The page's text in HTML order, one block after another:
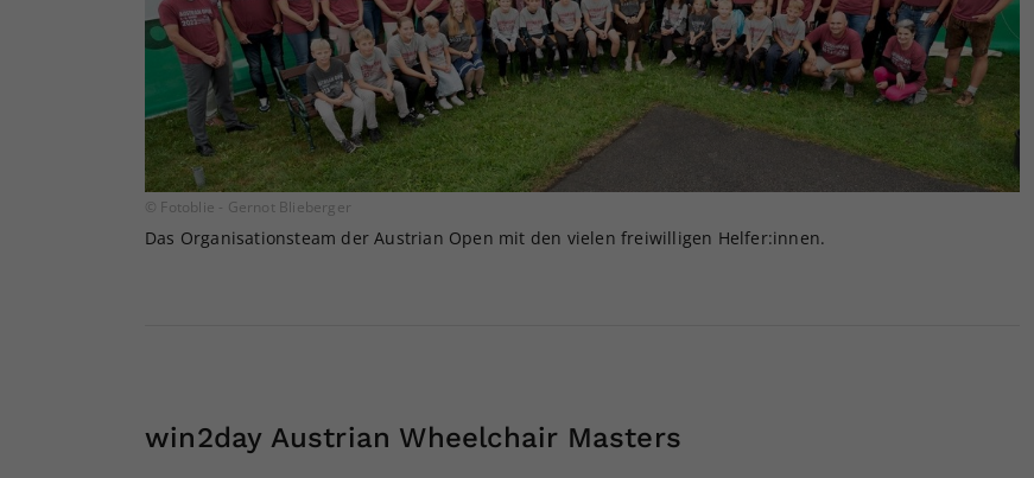
© Fotoblie - Gernot Blieberger
Das Organisationsteam der Austrian Open mit den vielen freiwilligen Helfer:innen.
win2day Austrian Wheelchair Masters